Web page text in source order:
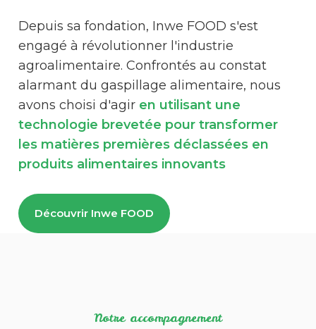
Depuis sa fondation, Inwe FOOD s'est
engagé à révolutionner l'industrie
agroalimentaire. Confrontés au constat
alarmant du gaspillage alimentaire, nous
avons choisi d'agir en utilisant une
technologie brevetée pour transformer
les matières premières déclassées en
produits alimentaires innovants
Découvrir Inwe FOOD
Notre accompagnement